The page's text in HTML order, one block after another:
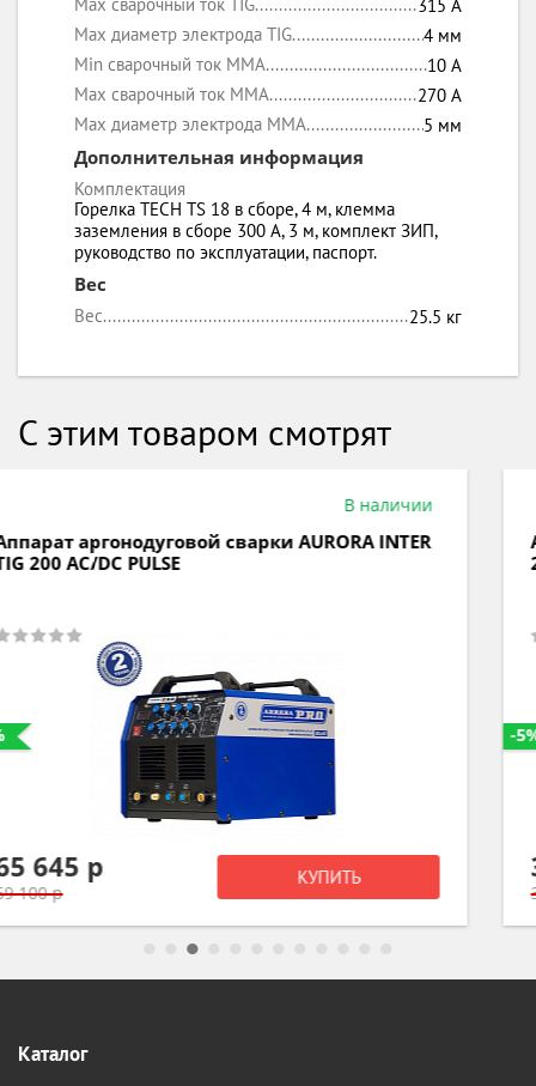
315 А
Max диаметр электрода TIG
4 мм
Min сварочный ток MMA
10 А
Max сварочный ток MMA
270 А
Max диаметр электрода MMA
5 мм
Дополнительная информация
Комплектация
Горелка TECH TS 18 в сборе, 4 м, клемма
заземления в сборе 300 А, 3 м, комплект ЗИП,
руководство по эксплуатации, паспорт.
Вес
Вес 25.5 кг
С этим товаром смотрят
Под заказ
Аппарат аргонодуговой сварки РЕСАНТА САИ
230АД 65/17
-5%
30 580 р
32 190 р
КУПИТЬ
Каталог